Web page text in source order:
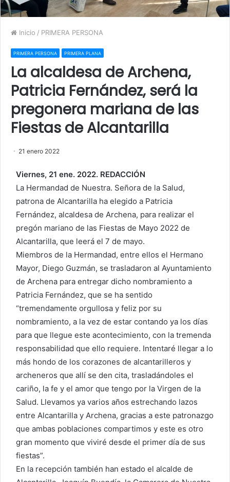
Inicio / PRIMERA PERSONA
PRIMERA PERSONA PRIMERA PLANA
La alcaldesa de Archena,
Patricia Fernández, será la
pregonera mariana de las
Fiestas de Alcantarilla
21 enero 2022
Viernes, 21 ene. 2022. REDACCIÓN
La Hermandad de Nuestra. Señora de la Salud,
patrona de Alcantarilla ha elegido a Patricia
Fernández, alcaldesa de Archena, para realizar el
pregón mariano de las Fiestas de Mayo 2022 de
Alcantarilla, que leerá el 7 de mayo.
Miembros de la Hermandad, entre ellos el Hermano
Mayor, Diego Guzmán, se trasladaron al Ayuntamiento
de Archena para entregar dicho nombramiento a
Patricia Fernández, que se ha sentido
“tremendamente orgullosa y feliz por su
nombramiento, a la vez de estar contando ya los días
para que llegue este acontecimiento, con la tremenda
responsabilidad que ello requiere. Intentaré llegar a lo
más hondo de los corazones de alcantarilleros y
archeneros que allí se den cita, trasladándoles el
cariño, la fe y el amor que tengo por la Virgen de la
Salud. Llevamos ya varios años estrechando lazos
entre Alcantarilla y Archena, gracias a este patronazgo
que ambas poblaciones compartimos y este es otro
gran momento que viviré desde el primer día de sus
fiestas”.
En la recepción también han estado el alcalde de